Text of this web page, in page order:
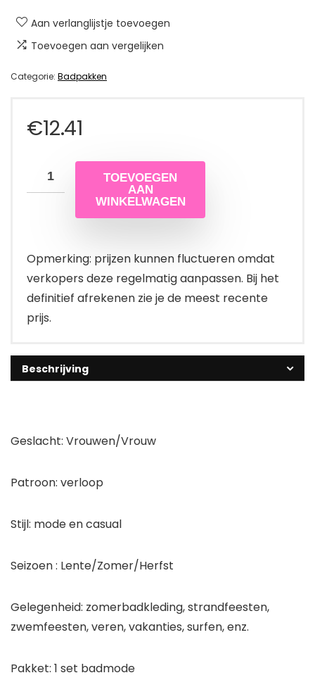
Aan verlanglijstje toevoegen
Toevoegen aan vergelijken
Categorie: Badpakken
€12.41
TOEVOEGEN
AAN
WINKELWAGEN
Opmerking: prijzen kunnen fluctueren omdat
verkopers deze regelmatig aanpassen. Bij het
definitief afrekenen zie je de meest recente
prijs.
Beschrijving
Geslacht: Vrouwen/Vrouw
Patroon: verloop
Stijl: mode en casual
Seizoen : Lente/Zomer/Herfst
Gelegenheid: zomerbadkleding, strandfeesten,
zwemfeesten, veren, vakanties, surfen, enz.
Pakket: 1 set badmode